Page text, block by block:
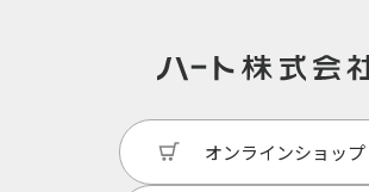
オンラインショップ